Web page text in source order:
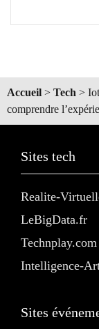
Accueil > Tech >
comprendre
Sites tech
Realite-
LeBigData.fr
Technplay.com
Intelligence-
Sites